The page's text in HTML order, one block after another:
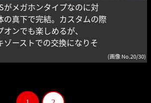
がメガホンタイプなのに対
の真下で完結。カスタムの際
ンでも楽しめるが、
ゾーストでの交換になりそ
(画像 No.20/30)